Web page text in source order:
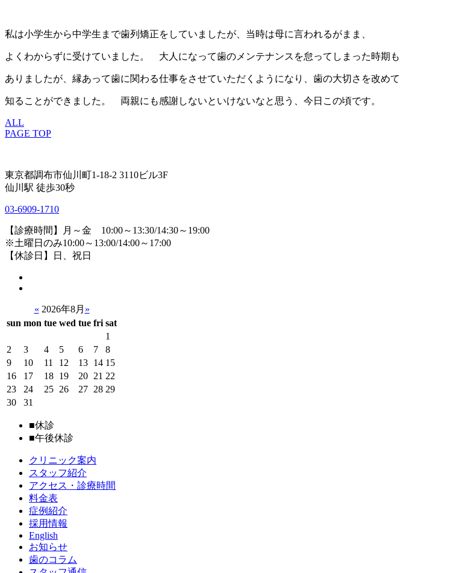
私は小学生から中学生まで歯列矯正をしていましたが、当時は母に言われるがまま、
よくわからずに受けていました。 大人になって歯のメンテナンスを怠ってしまった時期も
ありましたが、縁あって歯に関わる仕事をさせていただくようになり、歯の大切さを改めて
知ることができました。 両親にも感謝しないといけないなと思う、今日この頃です。
ALL
PAGE TOP
東京都調布市仙川町1-18-2 3110ビル3F
仙川駅 徒歩30秒
03-6909-1710
【診療時間】月～金 10:00～13:30/14:30～19:00
※土曜日のみ10:00～13:00/14:00～17:00
【休診日】日、祝日
« 2026年8月 »
sun mon tue wed tue fri sat
1
2
3 4 5 6 7
8
9
10 11 12 13 14 15
16
17 18 19 20 21 22
23
24 25 26 27 28 29
30
31
■休診
■午後休診
クリニック案内
スタッフ紹介
アクセス・診療時間
料金表
症例紹介
採用情報
English
お知らせ
歯のコラム